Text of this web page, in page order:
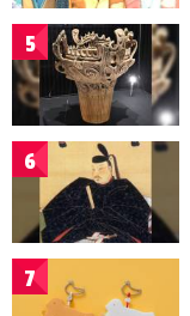
5
6
7